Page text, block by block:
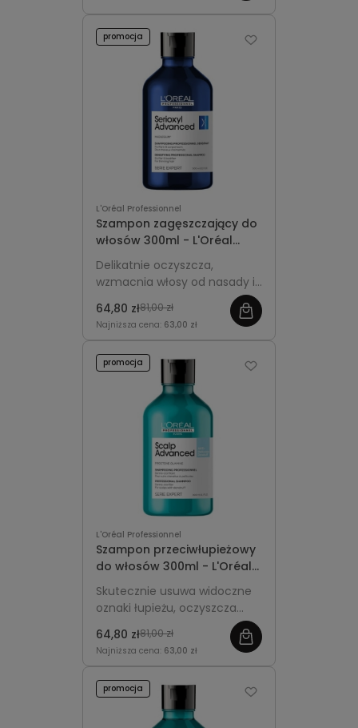
L'Oréal Professionnel
Szampon zagęszczający do
włosów 300ml - L'Oréal
Professionnel Serioxyl
Advanced
Delikatnie oczyszcza,
wzmacnia włosy od nasady i
wspierając efekt gęstszej i
pełniejszej fryzury.
64,80 zł81,00 zł
Najniższa cena: 63,00 zł
promocja
L'Oréal Professionnel
Szampon przeciwłupieżowy
do włosów 300ml - L'Oréal
Professionnel Scalp
Advanced Anti-Dandruff
Skutecznie usuwa widoczne
oznaki łupieżu, oczyszcza
skórę głowy i przywraca jej
komfort oraz równowagę.
64,80 zł81,00 zł
Najniższa cena: 63,00 zł
promocja
promocja